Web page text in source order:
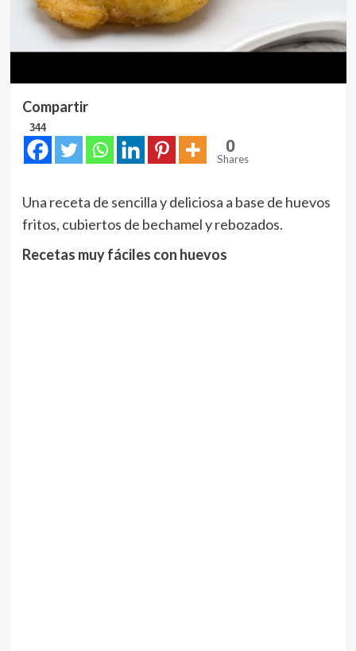
Compartir
344
0
Shares
Una receta de sencilla y deliciosa a base de huevos
fritos, cubiertos de bechamel y rebozados.
Recetas muy fáciles con huevos